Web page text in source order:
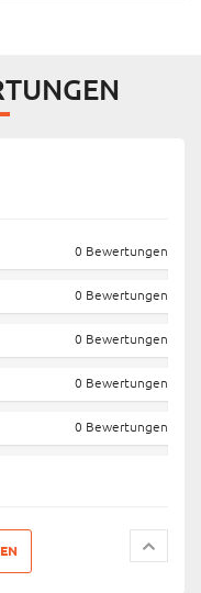
0 Bewertungen
0 Bewertungen
0 Bewertungen
0 Bewertungen
0 Bewertungen